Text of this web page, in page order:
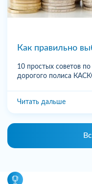
Как правильно
10 простых советов
дорогого полиса
Читать дальше